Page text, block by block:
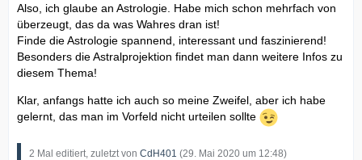
Also, ich glaube an Astrologie. Habe mich schon mehrfach von
überzeugt, das da was Wahres dran ist!
Finde die Astrologie spannend, interessant und faszinierend!
Besonders die Astralprojektion findet man dann weitere Infos zu
diesem Thema!
Klar, anfangs hatte ich auch so meine Zweifel, aber ich habe
gelernt, das man im Vorfeld nicht urteilen sollte
2 Mal editiert, zuletzt von CdH401 (29. Mai 2020 um 12:48)